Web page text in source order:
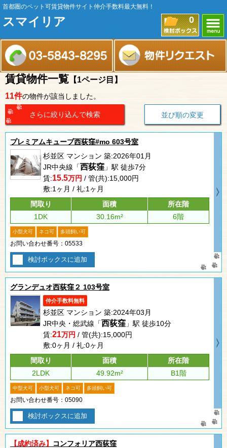
首都圏のペット可賃貸物件サイト仲介手数料最大無料！
スマイリア 0
賃貸物件一覧 【1ページ目】
11件の物件が該当しました。
さらに絞り込んで検索 並び順の変更
プレミアムキューブ西荻窪#mo 603号室
杉並区 マンション 築:2026年01月
JR中央線「西荻窪 」駅 徒歩7分
賃:15.5万円 / 管(共):15,000円
敷:1ヶ月 / 礼:1ヶ月
間取り
面積
所在階
1DK
30.16m² 6階
小型犬可 ネコ可 多頭飼い可
お問い合わせ番号：05533
検討ボックスに追加
グランデュオ西荻窪２ 103号室
仲介手数料無料
杉並区 マンション 築:2024年03月
JR中央・総武線「西荻窪 」駅 徒歩10分
賃:21万円 / 管(共):15,000円
敷:0ヶ月 / 礼:0ヶ月
間取り
面積
所在階
2LDK
49.92m² B1階
中型犬可 小型犬可 ネコ可 多頭飼い可
お問い合わせ番号：05090
検討ボックスに追加
【成約済み】
コンフォリア西荻窪